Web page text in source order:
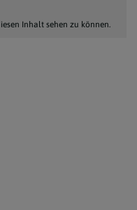
Inhalt sehen zu können.